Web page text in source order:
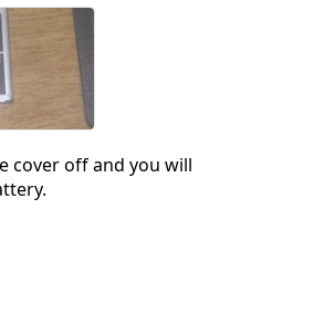
cover off and you will